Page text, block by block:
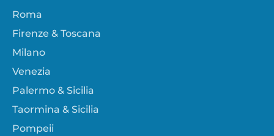
Roma
Firenze & Toscana
Milano
Venezia
Palermo & Sicilia
Taormina & Sicilia
Pompeii